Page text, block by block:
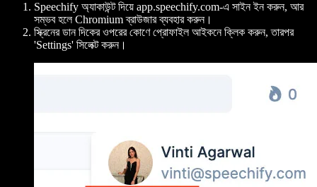
Speechify অ্যাকাউন্ট দিয়ে app.speechify.com-এ সাইন ইন করুন, আর
সম্ভব হলে Chromium ব্রাউজার ব্যবহার করুন।
স্ক্রিনের ডান দিকের ওপরের কোণে প্রোফাইল আইকনে ক্লিক করুন, তারপর
'Settings' সিলেক্ট করুন।